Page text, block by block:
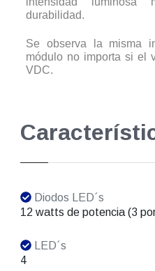
durabilidad.
Se observa la misma
módulo no importa si el
VDC.
Diodos LED´s
12 watts de potencia (3
LED´s
4